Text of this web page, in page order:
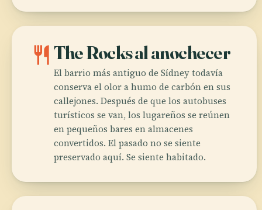
restaurant The Rocks al anochecer
El barrio más antiguo de Sídney todavía
conserva el olor a humo de carbón en sus
callejones. Después de que los autobuses
turísticos se van, los lugareños se reúnen
en pequeños bares en almacenes
convertidos. El pasado no se siente
preservado aquí. Se siente habitado.